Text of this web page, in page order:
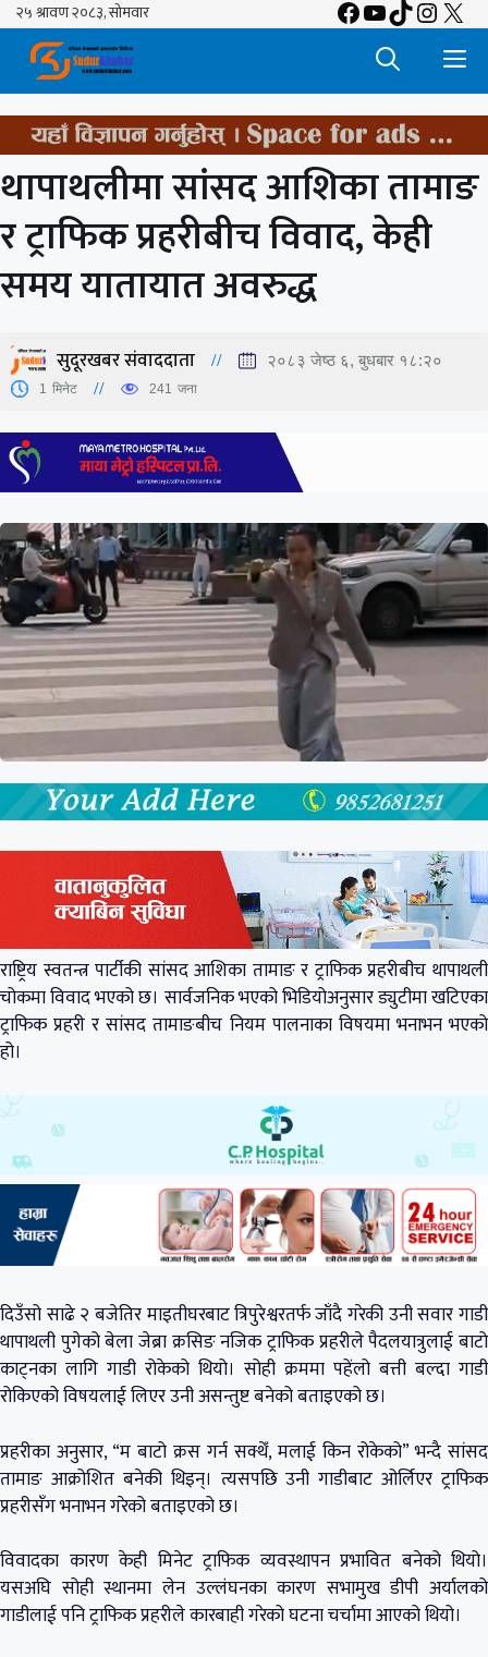
Skip
content
Facebook
YouTube
TikTok
X
थापाथलीमा सांसद आशिका तामाङ
र ट्राफिक प्रहरीबीच विवाद, केही
समय यातायात अवरुद्ध
सुदूरखबर संवाददाता २०८३ जेष्ठ ६, बुधबार १८:२०
1 मिनेट 241 जना
राष्ट्रिय स्वतन्त्र पार्टीकी सांसद आशिका तामाङ र ट्राफिक प्रहरीबीच थापाथली
चोकमा विवाद भएको छ। सार्वजनिक भएको भिडियोअनुसार ड्युटीमा खटिएका
ट्राफिक प्रहरी र सांसद तामाङबीच नियम पालनाका विषयमा भनाभन भएको
हो।
दिउँसो साढे २ बजेतिर माइतीघरबाट त्रिपुरेश्वरतर्फ जाँदै गरेकी उनी सवार गाडी
थापाथली पुगेको बेला जेब्रा क्रसिङ नजिक ट्राफिक प्रहरीले पैदलयात्रुलाई बाटो
काट्नका लागि गाडी रोकेको थियो। सोही क्रममा पहेंलो बत्ती बल्दा गाडी
रोकिएको विषयलाई लिएर उनी असन्तुष्ट बनेको बताइएको छ।
प्रहरीका अनुसार, “म बाटो क्रस गर्न सक्थेँ, मलाई किन रोकेको” भन्दै सांसद
तामाङ आक्रोशित बनेकी थिइन्। त्यसपछि उनी गाडीबाट ओर्लिएर ट्राफिक
प्रहरीसँग भनाभन गरेको बताइएको छ।
विवादका कारण केही मिनेट ट्राफिक व्यवस्थापन प्रभावित बनेको थियो।
यसअघि सोही स्थानमा लेन उल्लंघनका कारण सभामुख डीपी अर्यालको
गाडीलाई पनि ट्राफिक प्रहरीले कारबाही गरेको घटना चर्चामा आएको थियो।